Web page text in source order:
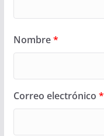
Nombre*
Correo electrónico *